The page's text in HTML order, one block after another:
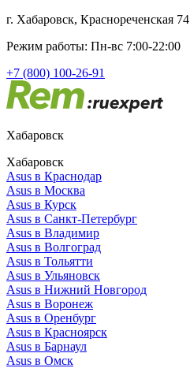
г. Хабаровск, Краснореченская 74
Режим работы: Пн-вс 7:00-22:00
+7 (800) 100-26-91
Хабаровск
Хабаровск
Asus в Краснодар
Asus в Москва
Asus в Курск
Asus в Санкт-Петербург
Asus в Владимир
Asus в Волгоград
Asus в Тольятти
Asus в Ульяновск
Asus в Нижний Новгород
Asus в Воронеж
Asus в Оренбург
Asus в Красноярск
Asus в Барнаул
Asus в Омск